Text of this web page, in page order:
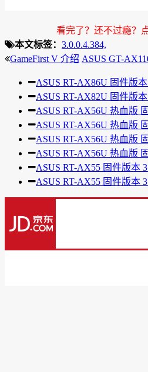
看完了？还不过瘾？
本文标签： 3.0.0.4.384,
GameFirst V 介绍 ASUS GT-
ASUS RT-AX86U 固件版本
ASUS RT-AX82U 固件版本
ASUS RT-AX56U 热血版
ASUS RT-AX56U 热血版
ASUS RT-AX56U 热血版
ASUS RT-AX56U 热血版
ASUS RT-AX55 固件版本
ASUS RT-AX55 固件版本